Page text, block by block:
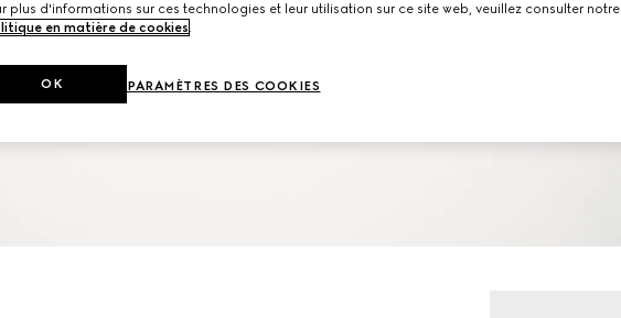
plus d'informations sur ces technologies et leur utilisation sur ce site web, veuillez consulter notre
en matière de cookies.
PARAMÈTRES DES COOKIES
OK